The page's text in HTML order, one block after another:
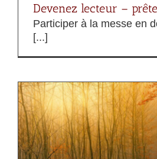
Devenez lecteur –
Participer à la messe en
[...]